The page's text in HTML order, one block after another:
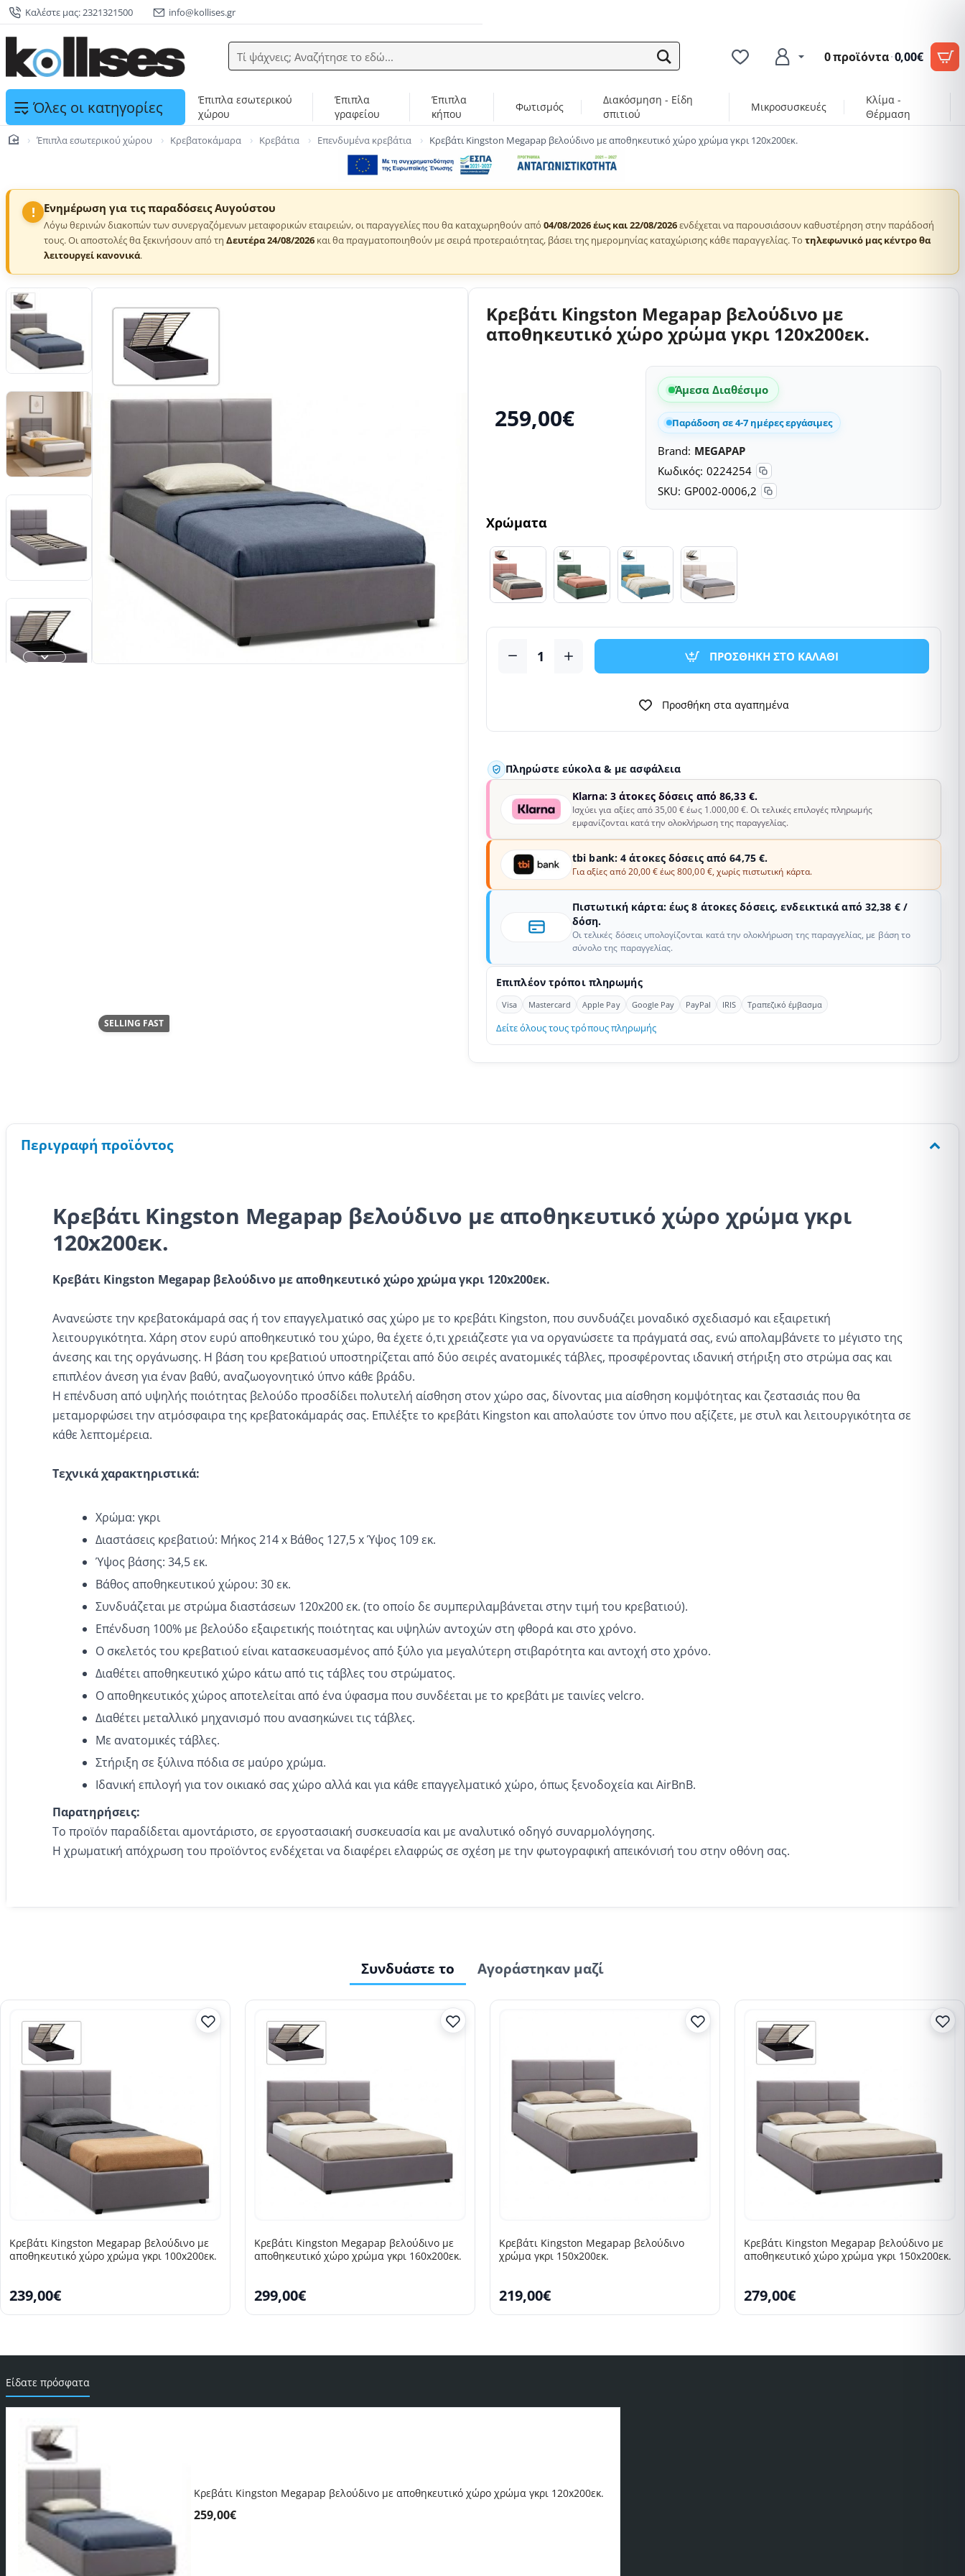
Καλέστε μας: 2321321500 info@kollises.gr
Τί ψάχνεις; Αναζήτησε το εδώ... 0 προϊόντα·0,00€
Όλες οι κατηγορίες
Έπιπλα εσωτερικού
χώρου
Έπιπλα
γραφείου
Έπιπλα
κήπου
Φωτισμός
Διακόσμηση - Είδη
σπιτιού
Μικροσυσκευές
Κλίμα -
Θέρμαση
Έπιπλα εσωτερικού χώρου Κρεβατοκάμαρα Κρεβάτια Επενδυμένα κρεβάτια Κρεβάτι Kingston Megapap βελούδινο με αποθηκευτικό χώρο χρώμα γκρι 120x200εκ.
! Ενημέρωση για τις παραδόσεις Αυγούστου
Λόγω θερινών διακοπών των συνεργαζόμενων μεταφορικών εταιρειών, οι παραγγελίες που θα καταχωρηθούν από 04/08/2026 έως και 22/08/2026ενδέχεται να παρουσιάσουν καθυστέρηση στην παράδοσή
τους. Οι αποστολές θα ξεκινήσουν από τη Δευτέρα 24/08/2026 και θα πραγματοποιηθούν με σειρά προτεραιότητας, βάσει της ημερομηνίας καταχώρισης κάθε παραγγελίας. Το τηλεφωνικό μας κέντρο θα
λειτουργεί κανονικά.
SELLING FAST
Κρεβάτι Kingston Megapap βελούδινο με
αποθηκευτικό χώρο χρώμα γκρι 120x200εκ.
259,00€
Άμεσα Διαθέσιμο
Παράδοση σε 4-7 ημέρες εργάσιμες
Brand: MEGAPAP
Κωδικός: 0224254
SKU: GP002-0006,2
Χρώματα
ΠΡΟΣΘΗΚΗ ΣΤΟ ΚΑΛΑΘΙ
Προσθήκη στα αγαπημένα
Πληρώστε εύκολα & με ασφάλεια
Klarna: 3 άτοκες δόσεις από 86,33 €.
Ισχύει για αξίες από 35,00 € έως 1.000,00 €. Οι τελικές επιλογές πληρωμής
εμφανίζονται κατά την ολοκλήρωση της παραγγελίας.
tbi bank: 4 άτοκες δόσεις από 64,75 €.
Για αξίες από 20,00 € έως 800,00 €, χωρίς πιστωτική κάρτα.
Πιστωτική κάρτα: έως 8 άτοκες δόσεις, ενδεικτικά από 32,38 € /
δόση.
Οι τελικές δόσεις υπολογίζονται κατά την ολοκλήρωση της παραγγελίας, με βάση το
σύνολο της παραγγελίας.
Επιπλέον τρόποι πληρωμής
Visa Mastercard Apple Pay Google Pay PayPal IRIS Τραπεζικό έμβασμα
Δείτε όλους τους τρόπους πληρωμής
Περιγραφή προϊόντος
Κρεβάτι Kingston Megapap βελούδινο με αποθηκευτικό χώρο χρώμα γκρι
120x200εκ.
Κρεβάτι Kingston Megapap βελούδινο με αποθηκευτικό χώρο χρώμα γκρι 120x200εκ.
Ανανεώστε την κρεβατοκάμαρά σας ή τον επαγγελματικό σας χώρο με το κρεβάτι Kingston, που συνδυάζει μοναδικό σχεδιασμό και εξαιρετική
λειτουργικότητα. Χάρη στον ευρύ αποθηκευτικό του χώρο, θα έχετε ό,τι χρειάζεστε για να οργανώσετε τα πράγματά σας, ενώ απολαμβάνετε το μέγιστο της
άνεσης και της οργάνωσης. Η βάση του κρεβατιού υποστηρίζεται από δύο σειρές ανατομικές τάβλες, προσφέροντας ιδανική στήριξη στο στρώμα σας και
επιπλέον άνεση για έναν βαθύ, αναζωογονητικό ύπνο κάθε βράδυ.
Η επένδυση από υψηλής ποιότητας βελούδο προσδίδει πολυτελή αίσθηση στον χώρο σας, δίνοντας μια αίσθηση κομψότητας και ζεστασιάς που θα
μεταμορφώσει την ατμόσφαιρα της κρεβατοκάμαράς σας. Επιλέξτε το κρεβάτι Kingston και απολαύστε τον ύπνο που αξίζετε, με στυλ και λειτουργικότητα σε
κάθε λεπτομέρεια.
Τεχνικά χαρακτηριστικά:
Χρώμα: γκρι
Διαστάσεις κρεβατιού: Μήκος 214 x Βάθος 127,5 x Ύψος 109 εκ.
Ύψος βάσης: 34,5 εκ.
Βάθος αποθηκευτικού χώρου: 30 εκ.
Συνδυάζεται με στρώμα διαστάσεων 120x200 εκ. (το οποίο δε συμπεριλαμβάνεται στην τιμή του κρεβατιού).
Επένδυση 100% με βελούδο εξαιρετικής ποιότητας και υψηλών αντοχών στη φθορά και στο χρόνο.
Ο σκελετός του κρεβατιού είναι κατασκευασμένος από ξύλο για μεγαλύτερη στιβαρότητα και αντοχή στο χρόνο.
Διαθέτει αποθηκευτικό χώρο κάτω από τις τάβλες του στρώματος.
Ο αποθηκευτικός χώρος αποτελείται από ένα ύφασμα που συνδέεται με το κρεβάτι με ταινίες velcro.
Διαθέτει μεταλλικό μηχανισμό που ανασηκώνει τις τάβλες.
Με ανατομικές τάβλες.
Στήριξη σε ξύλινα πόδια σε μαύρο χρώμα.
Ιδανική επιλογή για τον οικιακό σας χώρο αλλά και για κάθε επαγγελματικό χώρο, όπως ξενοδοχεία και AirBnB.
Παρατηρήσεις:
Το προϊόν παραδίδεται αμοντάριστο, σε εργοστασιακή συσκευασία και με αναλυτικό οδηγό συναρμολόγησης.
Η χρωματική απόχρωση του προϊόντος ενδέχεται να διαφέρει ελαφρώς σε σχέση με την φωτογραφική απεικόνισή του στην οθόνη σας.
Συνδυάστε το Αγοράστηκαν μαζί
Κρεβάτι Kingston Megapap βελούδινο με
αποθηκευτικό χώρο χρώμα γκρι 100x200εκ.
239,00€
Κρεβάτι Kingston Megapap βελούδινο με
αποθηκευτικό χώρο χρώμα γκρι 160x200εκ.
299,00€
Κρεβάτι Kingston Megapap βελούδινο
χρώμα γκρι 150x200εκ.
219,00€
Κρεβάτι Kingston Megapap βελούδινο με
αποθηκευτικό χώρο χρώμα γκρι 150x200εκ.
279,00€
Είδατε πρόσφατα
Κρεβάτι Kingston Megapap βελούδινο με αποθηκευτικό χώρο χρώμα γκρι 120x200εκ.
259,00€